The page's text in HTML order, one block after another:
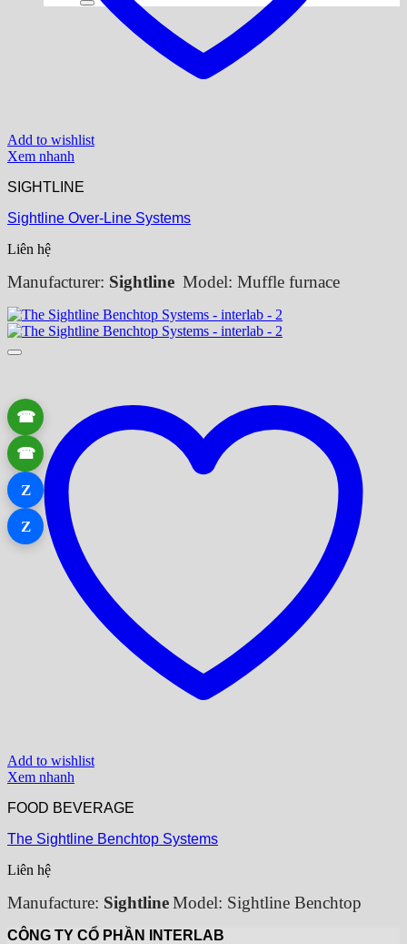
Add to wishlist
Xem nhanh
SIGHTLINE
Sightline Over-Line Systems
Liên hệ
Manufacturer: Sightline Model: Muffle furnace
Add to wishlist
Xem nhanh
FOOD BEVERAGE
The Sightline Benchtop Systems
Liên hệ
Manufacture: SightlineModel: Sightline Benchtop
CÔNG TY CỔ PHẦN INTERLAB
☎
☎
Z
Z